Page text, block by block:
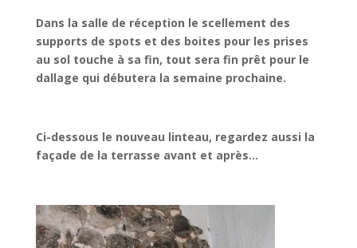
Dans la salle de réception le scellement des
supports de spots et des boites pour les prises
au sol touche à sa fin, tout sera fin prêt pour le
dallage qui débutera la semaine prochaine.
Ci-dessous le nouveau linteau, regardez aussi la
façade de la terrasse avant et après…